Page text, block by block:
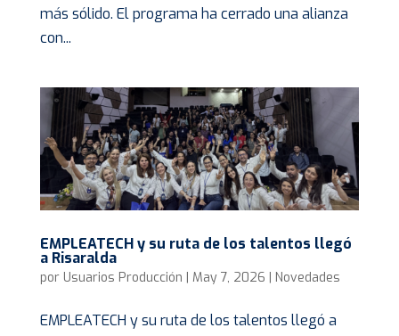
más sólido. El programa ha cerrado una alianza
con...
EMPLEATECH y su ruta de los talentos llegó
a Risaralda
por Usuarios Producción | May 7, 2026 | Novedades
EMPLEATECH y su ruta de los talentos llegó a